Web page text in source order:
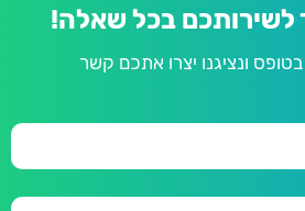
לשירותכם בכל שאלה!
ונציגנו יצרו אתכם קשר